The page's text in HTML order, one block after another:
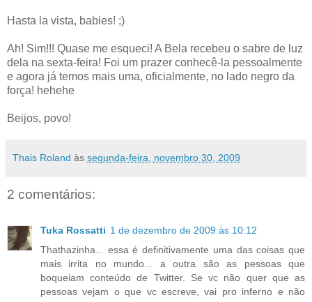
Hasta la vista, babies! ;)
Ah! Sim!!! Quase me esqueci! A Bela recebeu o sabre de luz
dela na sexta-feira! Foi um prazer conhecê-la pessoalmente
e agora já temos mais uma, oficialmente, no lado negro da
força! hehehe
Beijos, povo!
Thais Roland às segunda-feira, novembro 30, 2009
2 comentários:
Tuka Rossatti 1 de dezembro de 2009 às 10:12
Thathazinha... essa é definitivamente uma das coisas que
mais irrita no mundo... a outra são as pessoas que
boqueiam conteúdo de Twitter. Se vc não quer que as
pessoas vejam o que vc escreve, vai pro inferno e não